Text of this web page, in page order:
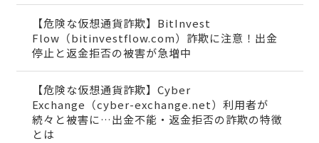
【危険な仮想通貨詐欺】BitInvest
Flow（bitinvestflow.com）詐欺に注意！出金
停止と返金拒否の被害が急増中
【危険な仮想通貨詐欺】Cyber
Exchange（cyber-exchange.net）利用者が
続々と被害に…出金不能・返金拒否の詐欺の特徴
とは